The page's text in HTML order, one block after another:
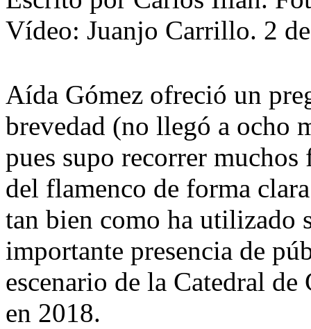
Vídeo: Juanjo Carrillo. 2
Aída Gómez ofreció un
brevedad (no llegó a ocho
pues supo recorrer
del flamenco de forma
tan bien como ha utilizado
importante presencia de
escenario de la Catedral
en 2018.